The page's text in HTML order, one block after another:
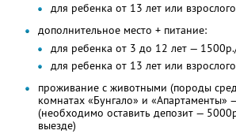
для ребенка от 13 лет или
дополнительное место + питание:
для ребенка от 3 до 12 лет —
для ребенка от 13 лет или
проживание с животными (породы
комнатах «Бунгало» и «Апартаменты»
(необходимо оставить депозит —
выезде)